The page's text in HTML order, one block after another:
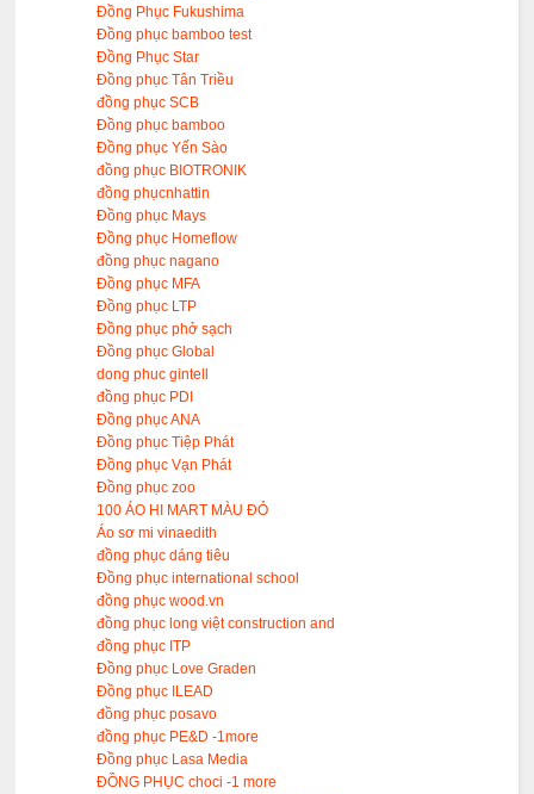
Đồng Phục Fukushima
Đồng phục bamboo test
Đồng Phục Star
Đồng phục Tân Triều
đồng phục SCB
Đồng phục bamboo
Đồng phục Yến Sào
đồng phục BIOTRONIK
đồng phụcnhattin
Đồng phục Mays
Đồng phục Homeflow
đồng phục nagano
Đồng phục MFA
Đồng phục LTP
Đồng phục phở sạch
Đồng phục Global
dong phuc gintell
đồng phục PDI
Đồng phục ANA
Đồng phục Tiệp Phát
Đồng phục Vạn Phát
Đồng phục zoo
100 ÁO HI MART MÀU ĐỎ
Áo sơ mi vinaedith
đồng phục dáng tiêu
Đồng phục international school
đồng phục wood.vn
đồng phục long việt construction and
đồng phục ITP
Đồng phục Love Graden
Đồng phục ILEAD
đồng phục posavo
đồng phục PE&D -1more
Đồng phục Lasa Media
ĐỒNG PHỤC choci -1 more